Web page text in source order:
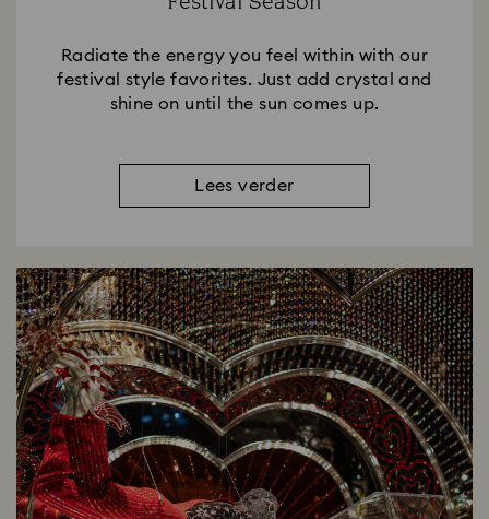
Radiate the energy you feel within with our
festival style favorites. Just add crystal and
shine on until the sun comes up.
Lees verder